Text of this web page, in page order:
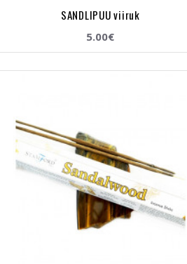
SANDLIPUU viiruk
5.00€